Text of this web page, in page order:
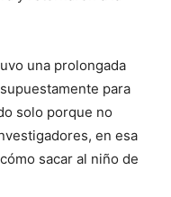
una prolongada
para
solo porque no
en esa
sacar al niño de